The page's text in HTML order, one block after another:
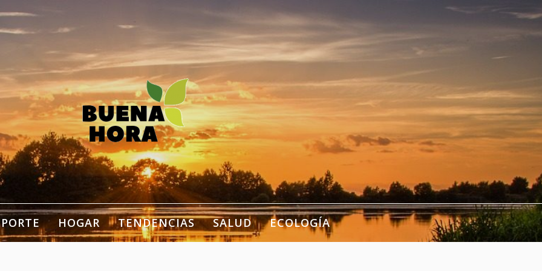
de vida, bienestar,
HOGAR TENDENCIAS SALUD ECOLOGÍA